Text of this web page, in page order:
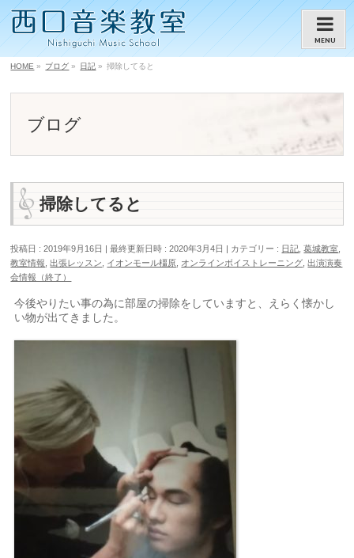
MENU
HOME » ブログ » 日記 » 掃除してると
ブログ
掃除してると
投稿日 : 2019年9月16日 最終更新日時 : 2020年3月4日 カテゴリー : 日記 ,葛城教室
教室情報 ,出張レッスン イオンモール橿原 オンラインボイストレーニング ,出演演奏
会情報（終了）
今後やりたい事の為に部屋の掃除をしていますと、えらく懐かし
い物が出てきました。